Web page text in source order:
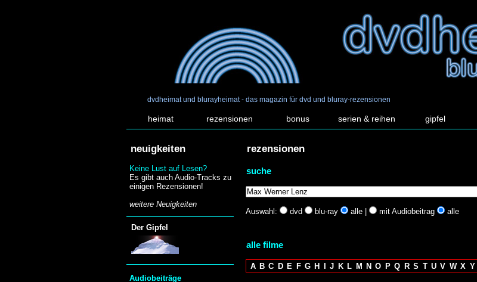
dvdheimat und blurayheimat - das magazin für dvd und bluray-rezensionen
heimat rezensionen bonus serien & reihen gipfel
neuigkeiten
Keine Lust auf Lesen?
Es gibt auch Audio-Tracks zu
einigen Rezensionen!
weitere Neuigkeiten
Der Gipfel
Audiobeiträge
rezensionen
suche
Auswahl: dvd blu-ray alle | mit Audiobeitrag alle
alle filme
A B C D E F G H I J K L M N O P Q R S T U V W X Y